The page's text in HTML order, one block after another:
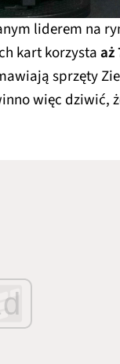
liderem na
kart korzystaaż
sprzęty
więc dziwić,